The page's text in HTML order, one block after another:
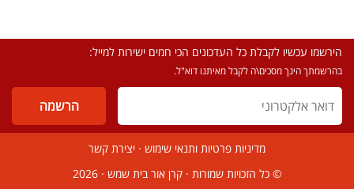
הירשמו עכשיו לקבלת כל העדכונים הכי חמים ישירות למייל:
בהרשמתך הינך מסכים\ה לקבל מאיתנו דוא"ל.
מדיניות פרטיות ותנאי שימוש · יצירת קשר
© כל הזכויות שמורות ·קרן אור בית שמש · 2026